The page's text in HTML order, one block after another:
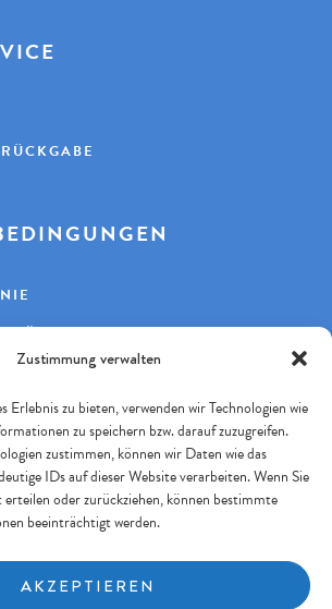
Zustimmung verwalten
Erlebnis zu bieten, verwenden wir Technologien wie
zu speichern bzw. darauf zuzugreifen.
zustimmen, können wir Daten wie das
IDs auf dieser Website verarbeiten. Wenn Sie
oder zurückziehen, können bestimmte
beeinträchtigt werden.
AKZEPTIEREN